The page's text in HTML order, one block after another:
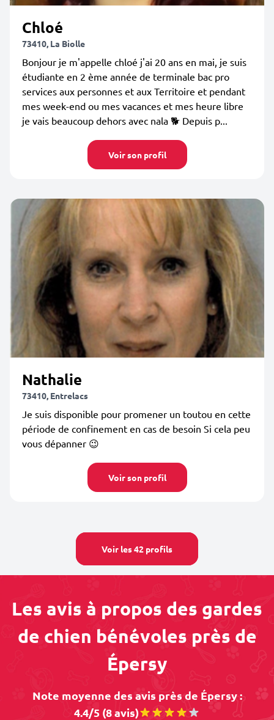
Chloé
73410, La Biolle
Bonjour je m'appelle chloé j'ai 20 ans en mai, je suis
étudiante en 2 ème année de terminale bac pro
services aux personnes et aux Territoire et pendant
mes week-end ou mes vacances et mes heure libre
je vais beaucoup dehors avec nala 🐕 Depuis p...
Voir son profil
Nathalie
73410, Entrelacs
Je suis disponible pour promener un toutou en cette
période de confinement en cas de besoin Si cela peu
vous dépanner 😉
Voir son profil
Voir les 42 profils
Les avis à propos des gardes
de chien bénévoles près de
Épersy
Note moyenne des avis près de Épersy :
4.4/5 (8 avis)